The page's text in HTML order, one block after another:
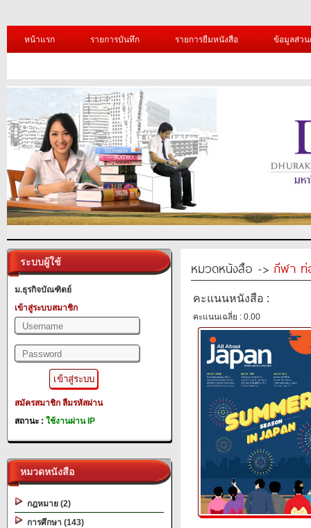
หน้าแรก รายการบันทึก รายการยืมหนังสือ ข้อมูลส่ว
ระบบผู้ใช้
ม.ธุรกิจบัณฑิตย์
เข้าสู่ระบบสมาชิก
สมัครสมาชิก ลืมรหัสผ่าน
สถานะ : ใช้งานผ่าน IP
หมวดหนังสือ
กฎหมาย (2)
การศึกษา (143)
หมวดหนังสือ -> กีฬา ท่
คะแนนหนังสือ :
คะแนนเฉลี่ย : 0.00